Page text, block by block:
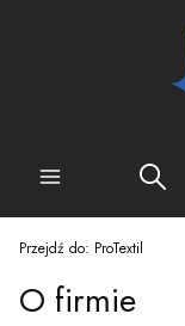
PEŁNA OFERTA Szukaj
Przejdź do: ProTextil
O firmie